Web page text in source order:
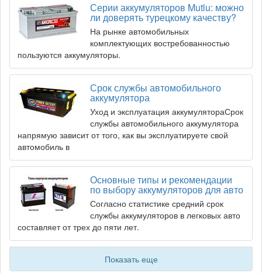
Серии аккумуляторов Mutlu: можно
ли доверять турецкому качеству?
На рынке автомобильных
комплектующих востребованностью
пользуются аккумуляторы.
Срок службы автомобильного
аккумулятора
Уход и эксплуатация аккумулятораСрок
службы автомобильного аккумулятора
напрямую зависит от того, как вы эксплуатируете свой
автомобиль в
Основные типы и рекомендации
по выбору аккумуляторов для авто
Согласно статистике средний срок
службы аккумуляторов в легковых авто
составляет от трех до пяти лет.
Показать еще